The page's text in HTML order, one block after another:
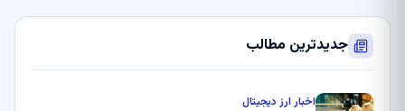
جدیدترین مطالب
اخبار ارز دیجیتال